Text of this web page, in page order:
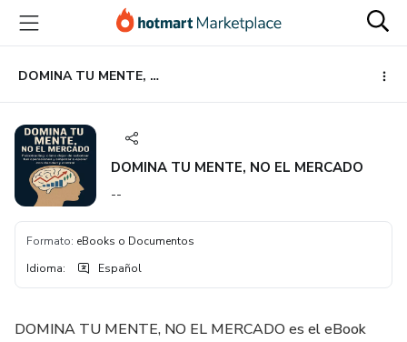
principal
página
de
página
DOMINA TU MENTE, NO EL MERCADO
DOMINA TU MENTE, NO EL MERCADO
--
Formato: eBooks o Documentos
Idioma: Español
DOMINA TU MENTE, NO EL MERCADO es el eBook